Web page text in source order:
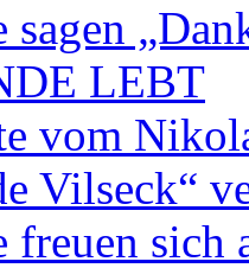
LEBT
vom
Vilseck“
freuen sich